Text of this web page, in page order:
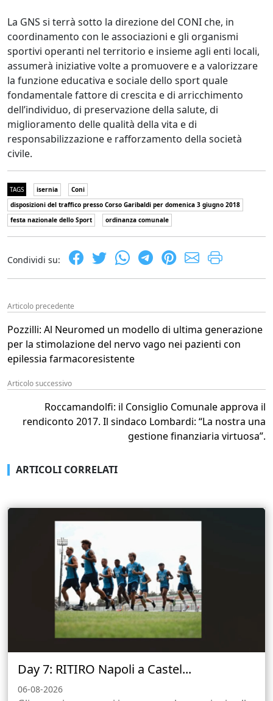
La GNS si terrà sotto la direzione del CONI che, in
coordinamento con le associazioni e gli organismi
sportivi operanti nel territorio e insieme agli enti locali,
assumerà iniziative volte a promuovere e a valorizzare
la funzione educativa e sociale dello sport quale
fondamentale fattore di crescita e di arricchimento
dell’individuo, di preservazione della salute, di
miglioramento delle qualità della vita e di
responsabilizzazione e rafforzamento della società
civile.
TAGS isernia
Coni
disposizioni del traffico presso Corso Garibaldi per domenica 3 giugno 2018
festa nazionale dello Sport
ordinanza comunale
Condividi su:
Articolo precedente
Pozzilli: Al Neuromed un modello di ultima generazione
per la stimolazione del nervo vago nei pazienti con
epilessia farmacoresistente
Articolo successivo
Roccamandolfi: il Consiglio Comunale approva il
rendiconto 2017. Il sindaco Lombardi: “La nostra una
gestione finanziaria virtuosa”.
ARTICOLI CORRELATI
Day 7: RITIRO Napoli a Castel...
06-08-2026